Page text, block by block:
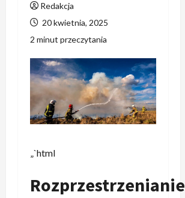
Redakcja
20 kwietnia, 2025
2 minut przeczytania
„`html
Rozprzestrzenianie